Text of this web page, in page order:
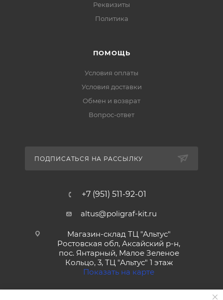
Реквизиты
Политика
ПОМОЩЬ
Условия оплаты
Условия доставки
Обмен и возврат
Вопрос-ответ
ПОДПИСАТЬСЯ НА РАССЫЛКУ
+7 (951) 511-92-01
altus@poligraf-kit.ru
Магазин-склад ТЦ "Альтус"
Ростовская обл, Аксайский р-н,
пос. Янтарный, Малое Зеленое
Кольцо, 3, ТЦ "Альтус" 1 этаж
Показать на карте